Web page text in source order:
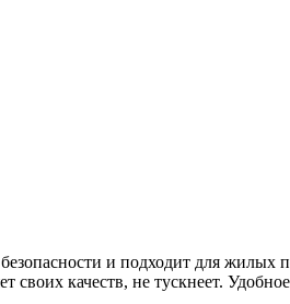
и подходит для жилых
качеств, не тускнеет.